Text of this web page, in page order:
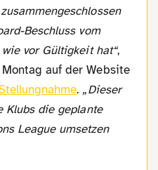
Beschluss vom
vor Gültigkeit hat“,
auf der Website
. „Dieser
Klubs die geplante
League umsetzen